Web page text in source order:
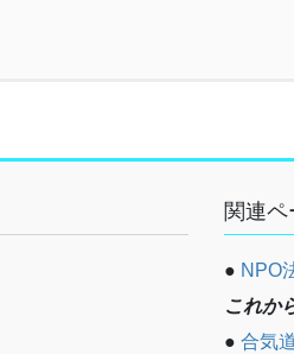
関連ペ
● NPO
これか
● 合気